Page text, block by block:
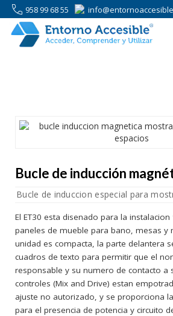
958 99 68 55
Bucle de inducción
Bucle de induccion especial para
El ET30 esta disenado para la
paneles de mueble para bano, mesas y
unidad es compacta, la parte delantera
cuadros de texto para permitir que el
responsable y su numero de contacto a
controles (Mix and Drive) estan
ajuste no autorizado, y se proporciona
para el presencia de potencia y circuito